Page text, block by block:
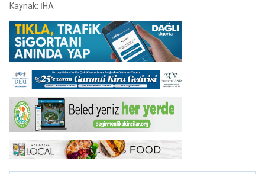
Kaynak: İHA